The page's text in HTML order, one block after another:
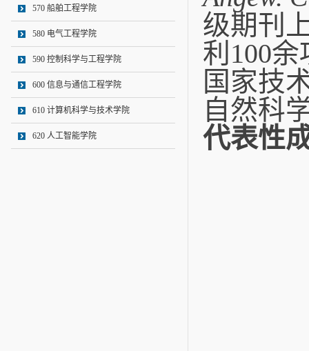
570 船舶工程学院
580 电气工程学院
590 控制科学与工程学院
600 信息与通信工程学院
610 计算机科学与技术学院
620 人工智能学院
级期刊
利100
国家技
自然科
代表性